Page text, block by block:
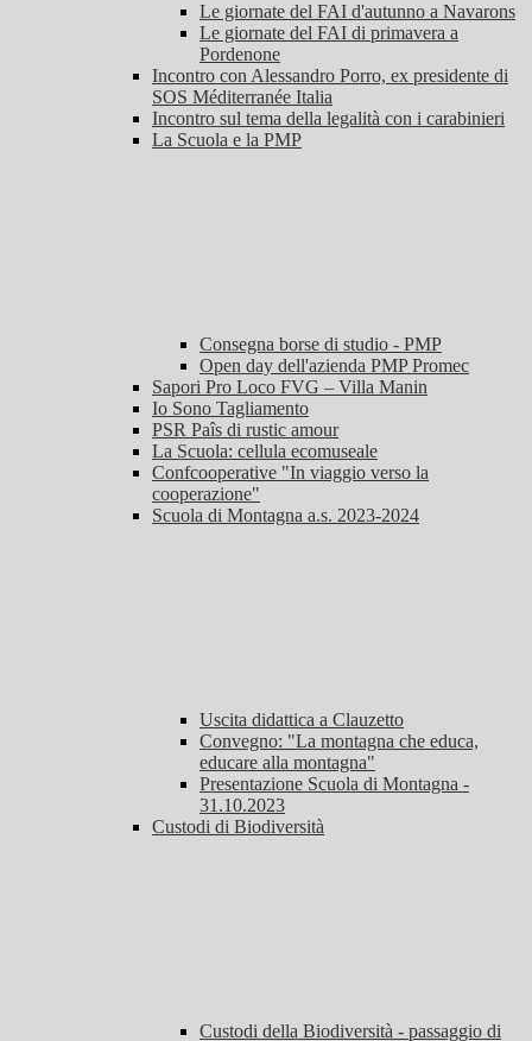
Le giornate del FAI d'autunno a Navarons
Le giornate del FAI di primavera a
Pordenone
Incontro con Alessandro Porro, ex presidente di
SOS Méditerranée Italia
Incontro sul tema della legalità con i carabinieri
La Scuola e la PMP
Consegna borse di studio - PMP
Open day dell'azienda PMP Promec
Sapori Pro Loco FVG – Villa Manin
Io Sono Tagliamento
PSR Paîs di rustic amour
La Scuola: cellula ecomuseale
Confcooperative "In viaggio verso la
cooperazione"
Scuola di Montagna a.s. 2023-2024
Uscita didattica a Clauzetto
Convegno: "La montagna che educa,
educare alla montagna"
Presentazione Scuola di Montagna -
31.10.2023
Custodi di Biodiversità
Custodi della Biodiversità - passaggio di